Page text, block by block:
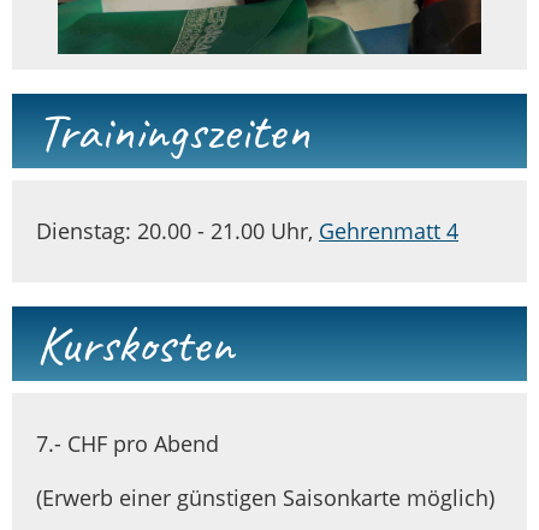
Trainingszeiten
Dienstag: 20.00 - 21.00 Uhr, Gehrenmatt 4
Kurskosten
7.- CHF pro Abend
(Erwerb einer günstigen Saisonkarte möglich)